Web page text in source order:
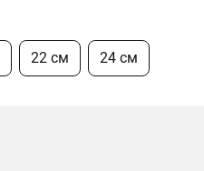
22 см 24 см